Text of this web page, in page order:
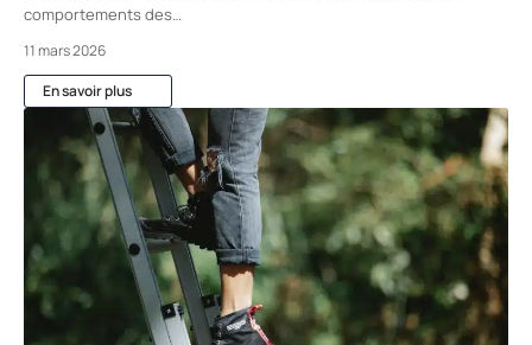
comportements des
11 mars 2026
En savoir plus